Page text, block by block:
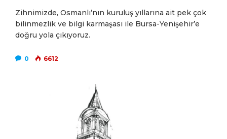
Zihnimizde, Osmanlı’nın kuruluş yıllarına ait pek çok
bilinmezlik ve bilgi karmaşası ile Bursa-Yenişehir’e
doğru yola çıkıyoruz.
0 6612